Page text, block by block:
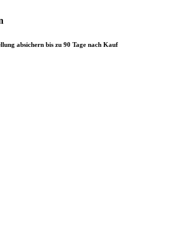
absichern bis zu 90 Tage nach Kauf